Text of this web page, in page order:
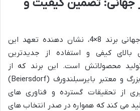
اعتبار جهانی: تضمین کیفیت و
سابقه طولانی و اعتبار جهانی برند 8×4، نشان دهنده تعهد این
بالای کیفی و استفاده از جدیدترین
محصولاتش است. این برند که از
زیرمجموعه های شرکت بزرگ و معتبر بایرسبلندورف (Beiersdorf)
از تحقیقات گسترده و فناوری های
می کند که همواره در صدر انتخاب های